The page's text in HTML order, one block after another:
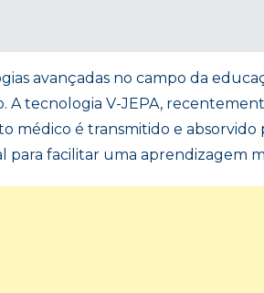
avançadas no campo da
A tecnologia V-JEPA,
médico é transmitido e
para facilitar uma aprendizagem